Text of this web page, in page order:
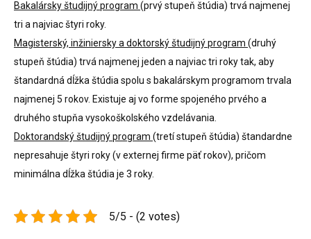
Bakalársky študijný program (prvý stupeň štúdia) trvá najmenej
tri a najviac štyri roky.
Magisterský, inžiniersky a doktorský študijný program (druhý
stupeň štúdia) trvá najmenej jeden a najviac tri roky tak, aby
štandardná dĺžka štúdia spolu s bakalárskym programom trvala
najmenej 5 rokov. Existuje aj vo forme spojeného prvého a
druhého stupňa vysokoškolského vzdelávania.
Doktorandský študijný program (tretí stupeň štúdia) štandardne
nepresahuje štyri roky (v externej firme päť rokov), pričom
minimálna dĺžka štúdia je 3 roky.
5/5 - (2 votes)